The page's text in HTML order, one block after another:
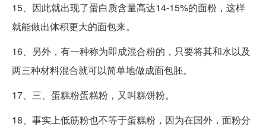
15、因此就出现了蛋白质含量高达14-15%的面粉，这样
就能做出体积更大的面包来。
16、另外，有一种称为即成混合粉的，只要将其和水以及
两三种材料混合就可以简单地做成面包胚。
17、三、蛋糕粉蛋糕粉，又叫糕饼粉。
18、事实上低筋粉也不等于蛋糕粉，因为在国外，面粉分